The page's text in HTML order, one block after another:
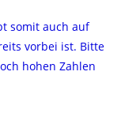
somit auch auf
vorbei ist. Bitte
hohen Zahlen